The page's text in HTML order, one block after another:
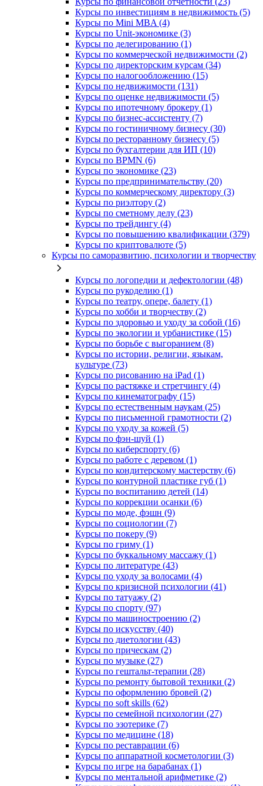
Курсы по инвестициям в недвижимость (5)
Курсы по Mini MBA (4)
Курсы по Unit-экономике (3)
Курсы по делегированию (1)
Курсы по коммерческой недвижимости (2)
Курсы по директорским курсам (34)
Курсы по налогообложению (15)
Курсы по недвижимости (131)
Курсы по оценке недвижимости (5)
Курсы по ипотечному брокеру (1)
Курсы по бизнес-ассистенту (7)
Курсы по гостиничному бизнесу (30)
Курсы по ресторанному бизнесу (5)
Курсы по бухгалтерии для ИП (10)
Курсы по BPMN (6)
Курсы по экономике (23)
Курсы по предпринимательству (20)
Курсы по коммерческому директору (3)
Курсы по риэлтору (2)
Курсы по сметному делу (23)
Курсы по трейдингу (4)
Курсы по повышению квалификации (379)
Курсы по криптовалюте (5)
Курсы по саморазвитию, психологии и творчеству
Курсы по логопедии и дефектологии (48)
Курсы по рукоделию (1)
Курсы по театру, опере, балету (1)
Курсы по хобби и творчеству (2)
Курсы по здоровью и уходу за собой (16)
Курсы по экологии и урбанистике (15)
Курсы по борьбе с выгоранием (8)
Курсы по истории, религии, языкам,
культуре (73)
Курсы по рисованию на iPad (1)
Курсы по растяжке и стретчингу (4)
Курсы по кинематографу (15)
Курсы по естественным наукам (25)
Курсы по письменной грамотности (2)
Курсы по уходу за кожей (5)
Курсы по фэн-шуй (1)
Курсы по киберспорту (6)
Курсы по работе с деревом (1)
Курсы по кондитерскому мастерству (6)
Курсы по контурной пластике губ (1)
Курсы по воспитанию детей (14)
Курсы по коррекции осанки (6)
Курсы по моде, фэшн (9)
Курсы по социологии (7)
Курсы по покеру (9)
Курсы по гриму (1)
Курсы по буккальному массажу (1)
Курсы по литературе (43)
Курсы по уходу за волосами (4)
Курсы по кризисной психологии (41)
Курсы по татуажу (2)
Курсы по спорту (97)
Курсы по машиностроению (2)
Курсы по искусству (40)
Курсы по диетологии (43)
Курсы по прическам (2)
Курсы по музыке (27)
Курсы по гештальт-терапии (28)
Курсы по ремонту бытовой техники (2)
Курсы по оформлению бровей (2)
Курсы по soft skills (62)
Курсы по семейной психологии (27)
Курсы по эзотерике (7)
Курсы по медицине (18)
Курсы по реставрации (6)
Курсы по аппаратной косметологии (3)
Курсы по игре на барабанах (1)
Курсы по ментальной арифметике (2)